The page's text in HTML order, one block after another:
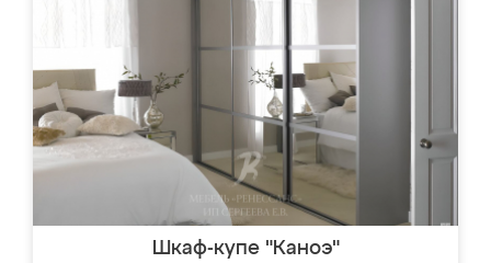
Шкаф-купе "Каноэ"